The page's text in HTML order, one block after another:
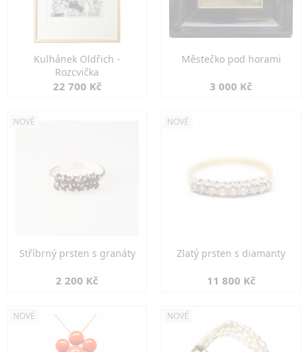
Kulhánek Oldřich -
Rozcvička
22 700 Kč
Městečko pod horami
3 000 Kč
NOVÉ
Stříbrný prsten s granáty
2 200 Kč
NOVÉ
Zlatý prsten s diamanty
11 800 Kč
NOVÉ NOVÉ